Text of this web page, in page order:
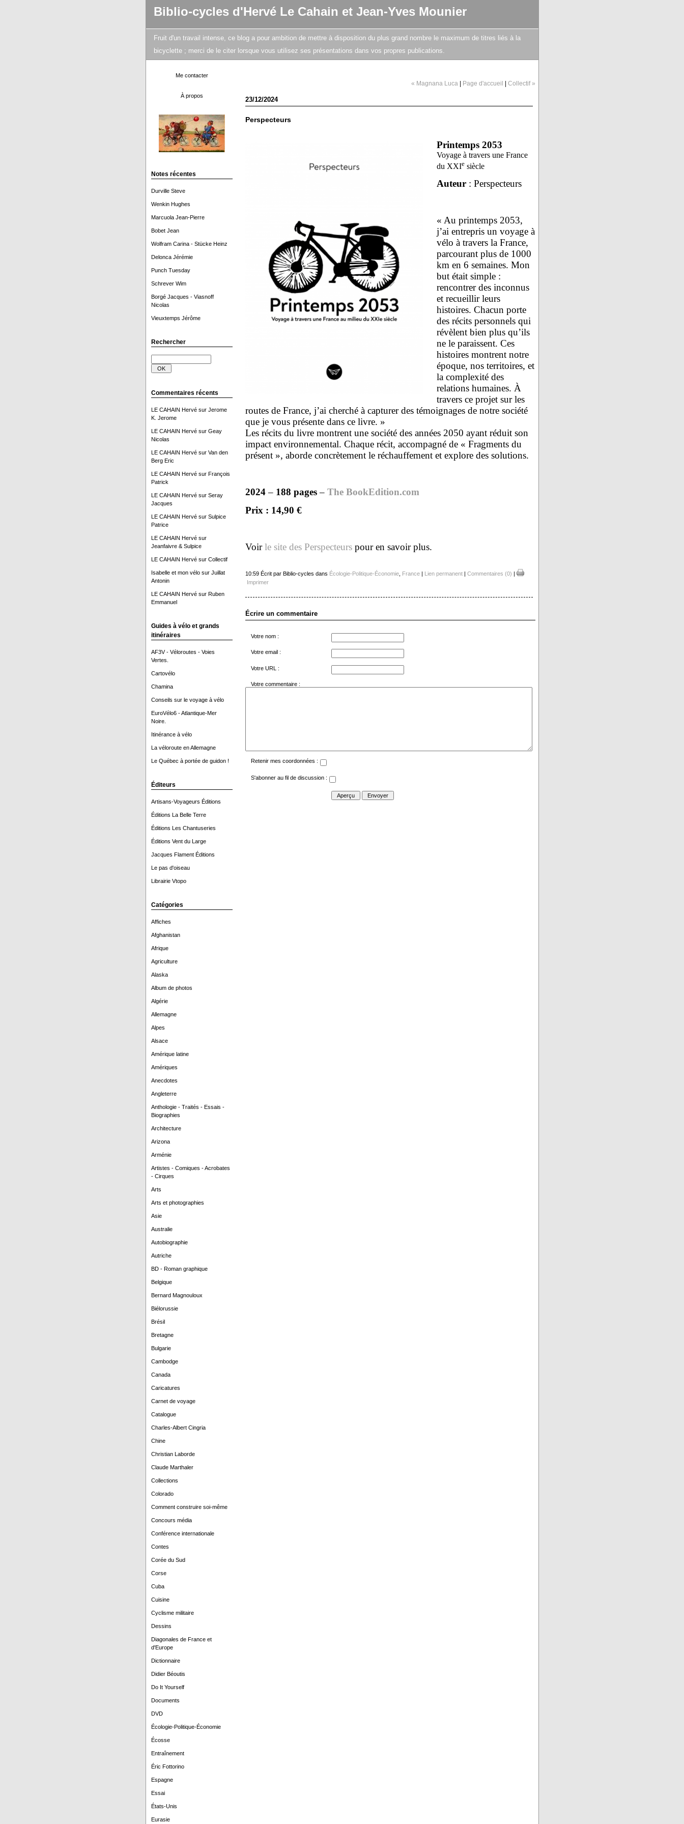
Biblio-cycles d'Hervé Le Cahain et Jean-Yves Mounier
Fruit d'un travail intense, ce blog a pour ambition de mettre à disposition du plus grand nombre le maximum de titres liés à la
bicyclette ; merci de le citer lorsque vous utilisez ses présentations dans vos propres publications.
Me contacter
À propos
Notes récentes
Durville Steve
Wenkin Hughes
Marcuola Jean-Pierre
Bobet Jean
Wolfram Carina - Stücke Heinz
Delonca Jérémie
Punch Tuesday
Schrever Wim
Borgé Jacques - Viasnoff
Nicolas
Vieuxtemps Jérôme
Rechercher
Commentaires récents
LE CAHAIN Hervésur Jerome
K. Jerome
LE CAHAIN Hervésur Geay
Nicolas
LE CAHAIN Hervésur Van den
Berg Eric
LE CAHAIN Hervésur François
Patrick
LE CAHAIN Hervésur Seray
Jacques
LE CAHAIN Hervésur Sulpice
Patrice
LE CAHAIN Hervésur
Jeanfaivre & Sulpice
LE CAHAIN Hervésur Collectif
Isabelle et mon vélosur Juillat
Antonin
LE CAHAIN Hervésur Ruben
Emmanuel
Guides à vélo et grands
itinéraires
AF3V - Véloroutes - Voies
Vertes.
Cartovélo
Chamina
Conseils sur le voyage à vélo
EuroVélo6 - Atlantique-Mer
Noire.
Itinérance à vélo
La véloroute en Allemagne
Le Québec à portée de guidon !
Éditeurs
Artisans-Voyageurs Éditions
Éditions La Belle Terre
Éditions Les Chantuseries
Éditions Vent du Large
Jacques Flament Éditions
Le pas d'oiseau
Librairie Vtopo
Catégories
Affiches
Afghanistan
Afrique
Agriculture
Alaska
Album de photos
Algérie
Allemagne
Alpes
Alsace
Amérique latine
Amériques
Anecdotes
Angleterre
Anthologie - Traités - Essais -
Biographies
Architecture
Arizona
Arménie
Artistes - Comiques - Acrobates
- Cirques
Arts
Arts et photographies
Asie
Australie
Autobiographie
Autriche
BD - Roman graphique
Belgique
Bernard Magnouloux
Biélorussie
Brésil
Bretagne
Bulgarie
Cambodge
Canada
Caricatures
Carnet de voyage
Catalogue
Charles-Albert Cingria
Chine
Christian Laborde
Claude Marthaler
Collections
Colorado
Comment construire soi-même
Concours média
Conférence internationale
Contes
Corée du Sud
Corse
Cuba
Cuisine
Cyclisme militaire
Dessins
Diagonales de France et
d'Europe
Dictionnaire
Didier Béoutis
Do It Yourself
Documents
DVD
Écologie-Politique-Économie
Écosse
Entraînement
Éric Fottorino
Espagne
Essai
États-Unis
Eurasie
« Magnana Luca | Page d'accueil | Collectif »
23/12/2024
Perspecteurs
Printemps 2053
Voyage à travers une France
du XXIesiècle
Auteur: Perspecteurs
« Au printemps 2053,
j’ai entrepris un voyage à
vélo à travers la France,
parcourant plus de 1000
km en 6 semaines. Mon
but était simple :
rencontrer des inconnus
et recueillir leurs
histoires. Chacun porte
des récits personnels qui
révèlent bien plus qu’ils
ne le paraissent. Ces
histoires montrent notre
époque, nos territoires, et
la complexité des
relations humaines. À
travers ce projet sur les
routes de France, j’ai cherché à capturer des témoignages de notre société
que je vous présente dans ce livre. »
Les récits du livre montrent une société des années 2050 ayant réduit son
impact environnemental. Chaque récit, accompagné de « Fragments du
présent », aborde concrètement le réchauffement et explore des solutions.
2024– 188 pages– The BookEdition.com
Prix : 14,90 €
Voirle site des Perspecteurs pour en savoir plus.
10:59 Écrit par Biblio-cycles dans Écologie-Politique-Économie, France| Lien permanent| Commentaires (0)
Imprimer
Écrire un commentaire
Votre nom :
Votre email :
Votre URL :
Votre commentaire :
Retenir mes coordonnées :
S'abonner au fil de discussion :